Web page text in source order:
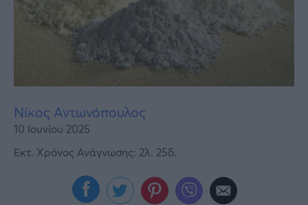
Νίκος Αντωνόπουλος
10 Ιουνίου 2025
Εκτ. Χρόνος Ανάγνωσης: 2λ. 25δ.